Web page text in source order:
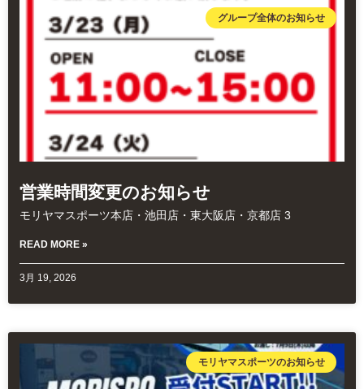
グループ全体のお知らせ
営業時間変更のお知らせ
モリヤマスポーツ本店・池田店・東大阪店・京都店 3
READ MORE »
3月 19, 2026
モリヤマスポーツのお知らせ